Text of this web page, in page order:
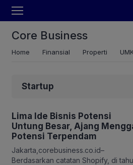
Core Business
Home Finansial Properti
Startup
Lima Ide Bisnis Potensi
Untung Besar, Ajang
Potensi Terpendam
Jakarta,corebusiness.co.id–
Berdasarkan catatan Shopify, di